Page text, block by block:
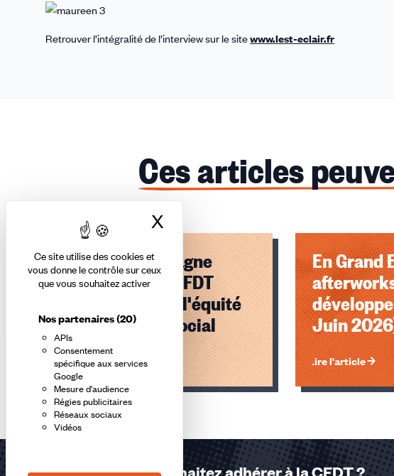
Ce site utilise des cookies et
vous donne le contrôle sur ceux
que vous souhaitez activer
Nos partenaires(20)
APIs
Consentement
spécifique aux services
Google
Mesure d'audience
Régies publicitaires
Réseaux sociaux
Vidéos
X
Retrouver l’intégralité de l’interview sur le sitewww.lest-eclair.fr
Ces articles
Troyes Champagne
Métropole : la CFDT
mobilisée pour l'équité
et le dialogue social
Lire l'article
En Grand
Juin
Lire l'article
Éléments
1,
2,